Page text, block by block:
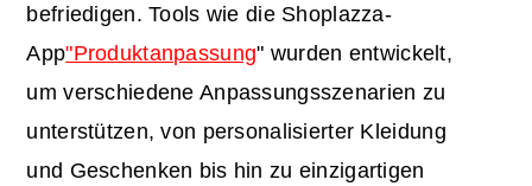
befriedigen. Tools wie die Shoplazza-
App"Produktanpassung" wurden entwickelt,
um verschiedene Anpassungsszenarien zu
unterstützen, von personalisierter Kleidung
und Geschenken bis hin zu einzigartigen